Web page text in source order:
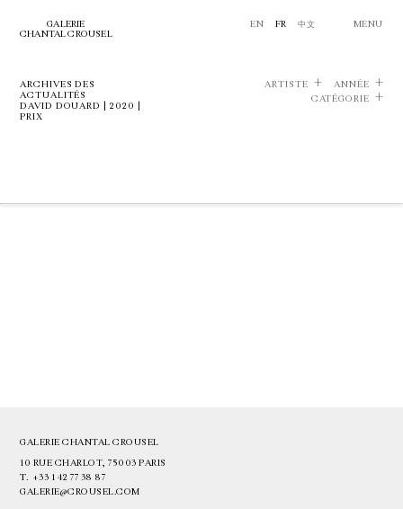
GALERIE
CHANTAL CROUSEL
EN FR 中文 MENU
ARCHIVES DES
ACTUALITÉS
DAVID DOUARD | 2020 |
PRIX
ARTISTE
ANNÉE
CATÉGORIE
GALERIE CHANTAL CROUSEL
10 RUE CHARLOT, 75003 PARIS
T. +33 1 42 77 38 87
GALERIE@CROUSEL.COM